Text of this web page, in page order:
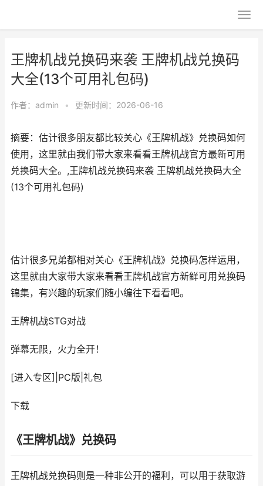
王牌机战兑换码来袭 王牌机战兑换码
大全(13个可用礼包码)
作者： admin • 更新时间：2026-06-16
摘要：估计很多朋友都比较关心《王牌机战》兑换码如何
使用，这里就由我们带大家来看看王牌机战官方最新可用
兑换码大全。,王牌机战兑换码来袭 王牌机战兑换码大全
(13个可用礼包码)
估计很多兄弟都相对关心《王牌机战》兑换码怎样运用，
这里就由大家带大家来看看王牌机战官方新鲜可用兑换码
锦集，有兴趣的玩家们随小编往下看看吧。
王牌机战STG对战
弹幕无限，火力全开！
[进入专区] PC版 礼包
下载
《王牌机战》兑换码
王牌机战兑换码则是一种非公开的福利，可以用于获取游